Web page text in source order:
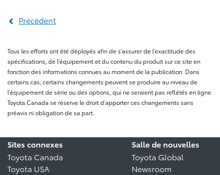
Précédent
Tous les efforts ont été déployés afin de s’assurer de l’exactitude des
spécifications, de l’équipement et du contenu du produit sur ce site en
fonction des informations connues au moment de la publication. Dans
certains cas, certains changements peuvent se produire au niveau de
l’équipement de série ou des options, qui ne seraient pas reflétés en ligne.
Toyota Canada se réserve le droit d’apporter ces changements sans
préavis ni obligation de sa part.
Sites connexes
Toyota Canada
Toyota USA
Salle de nouvelles
Toyota Global
Newsroom